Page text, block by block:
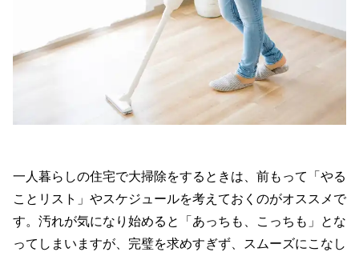
一人暮らしの住宅で大掃除をするときは、前もって「やる
ことリスト」やスケジュールを考えておくのがオススメで
す。汚れが気になり始めると「あっちも、こっちも」とな
ってしまいますが、完璧を求めすぎず、スムーズにこなし